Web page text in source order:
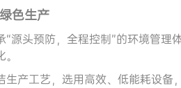
色生产
源头预防，全程控制”的环境管
生产工艺，选用高效、低能耗设